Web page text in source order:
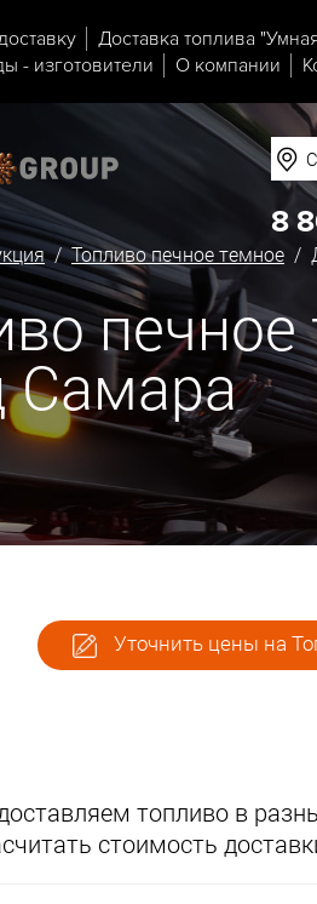
Доставка топлива
- изготовители О компании
8
/Топливо печное темное /
Самара
Уточнить цены на
топливо в
стоимость